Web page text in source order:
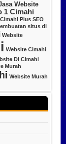
Website
1 Cimahi
Plus SEO
situs di
Website
Website Cimahi
Di Cimahi
Murah
Website Murah